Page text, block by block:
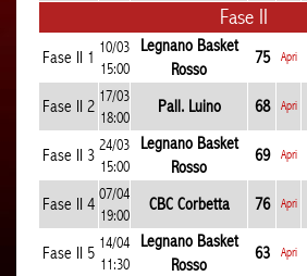
Fase II
Fase II 1
10/03
15:00
Legnano Basket
Rosso
75 Apri
Fase II 2
17/03
18:00
Pall. Luino 68 Apri
Fase II 3
24/03
15:00
Legnano Basket
Rosso
69 Apri
Fase II 4
07/04
19:00
CBC Corbetta 76 Apri
Fase II 5
14/04
11:30
Legnano Basket
Rosso
63 Apri